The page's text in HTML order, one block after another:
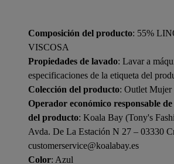
Composición del producto: 55%
VISCOSA
Propiedades de lavado: Lavar a
especificaciones de la etiqueta del
Colección del producto: Outlet Mujer
Operador económico responsable
del producto: Koala Bay (Tony's
Avda. De La Estación N 27 – 03330
customerservice@koalabay.es
Color: Azul